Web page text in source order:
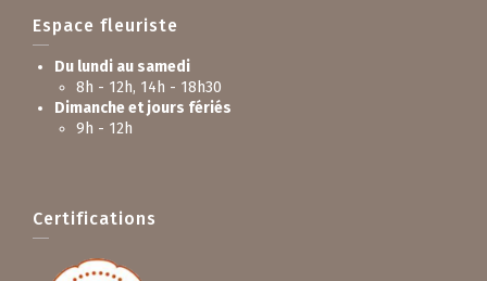
Espace fleuriste
Du lundi au samedi
8h - 12h, 14h - 18h30
Dimanche et jours fériés
9h - 12h
Certifications